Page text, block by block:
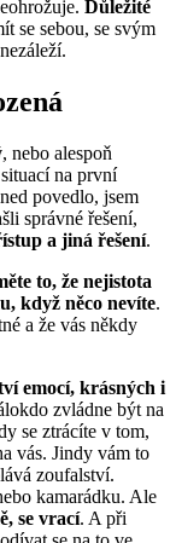
Důležité
se sebou, se svým
, nebo alespoň
na první
povedlo, jsem
správné řešení,
a jiná řešení.
to, že nejistota
když něco nevíte.
a že vás někdy
emocí, krásných i
zvládne být na
se ztrácíte v tom,
vás. Jindy vám to
zoufalství.
kamarádku. Ale
se vrací. A při